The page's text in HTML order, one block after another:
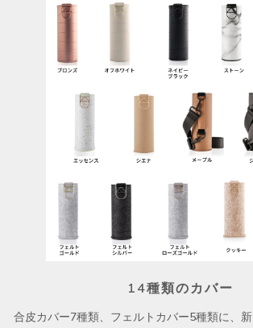
14種類のカバー
合皮カバー7種類、フェルトカバー5種類に、